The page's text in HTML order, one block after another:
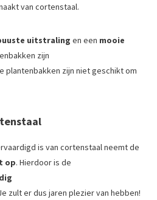
van cortenstaal.
uitstraling en een mooie
zijn
plantenbakken zijn niet geschikt om
is van cortenstaal neemt de
op. Hierdoor is de
zult er dus jaren plezier van hebben!